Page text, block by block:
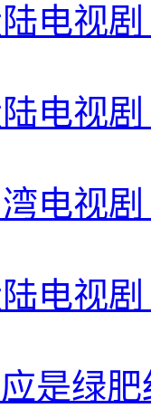
电视
电视
电视
电视
是绿肥